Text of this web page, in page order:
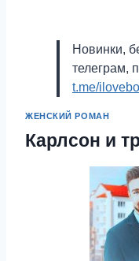
Новинки,
телеграм,
t.me/
ЖЕНСКИЙ РОМАН
Карлсон и